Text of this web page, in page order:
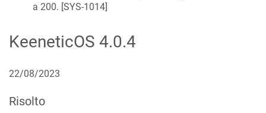
a 200. [SYS-1014]
KeeneticOS 4.0.4
22/08/2023
Risolto